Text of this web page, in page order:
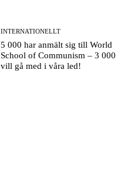
INTERNATIONELLT
5 000 har anmält sig till World
School of Communism – 3 000
vill gå med i våra led!